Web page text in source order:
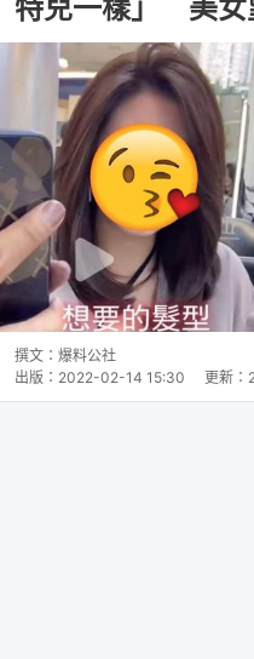
特兒一樣」 美女
撰文： 爆料公社
出版： 2022-02-14 15:30 更新：